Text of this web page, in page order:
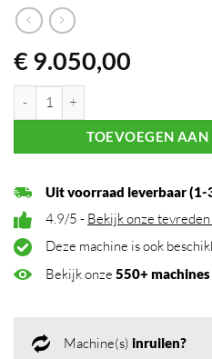
€9.050,00
EP RSL16 PRO elektrische
TOEVOEGEN
Uit voorraad leverbaar (1-
4.9/5 - Bekijk onze
Deze machine is ook
Bekijk onze550+ machines
Machine(s) inruilen?